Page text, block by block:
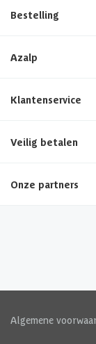
Bestelling
Azalp
Klantenservice
Veilig betalen
Onze partners
Algemene